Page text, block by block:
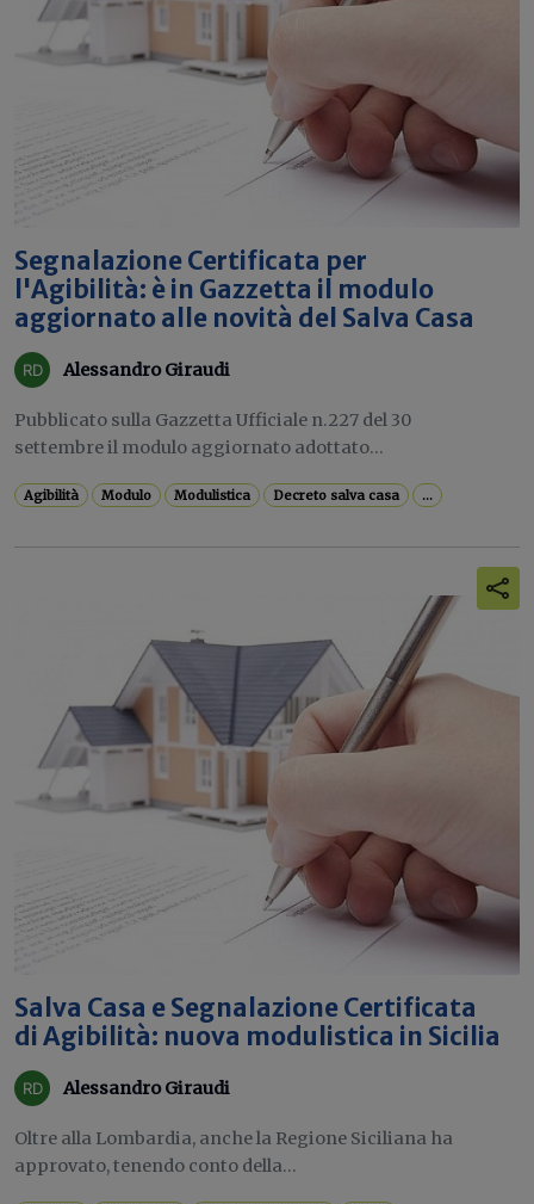
Segnalazione Certificata per
l'Agibilità: è in Gazzetta il modulo
aggiornato alle novità del Salva Casa
Alessandro Giraudi
Pubblicato sulla Gazzetta Ufficiale n.227 del 30
settembre il modulo aggiornato adottato...
Agibilità Modulo Modulistica Decreto salva casa ...
Salva Casa e Segnalazione Certificata
di Agibilità: nuova modulistica in Sicilia
Alessandro Giraudi
Oltre alla Lombardia, anche la Regione Siciliana ha
approvato, tenendo conto della...